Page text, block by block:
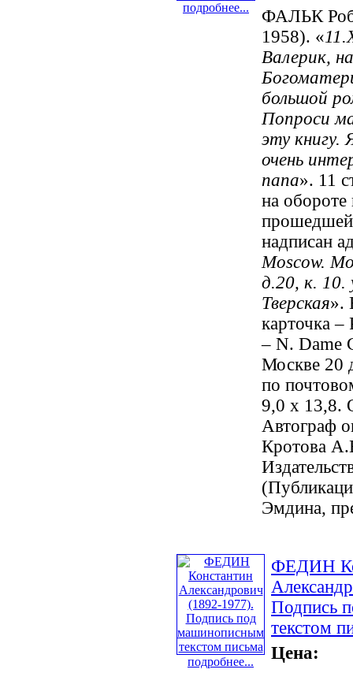
подробнее...
ФАЛЬК
1958). «
Валерик,
большой
Попроси
эту
очень
папа». 11
на
прошедшей
надписан
Moscow.
д.20, к. 10.
Тверская».
карточка
– N. Dame
Москве 20
по
9,0 х 13,8.
Автограф
Кротова
Эмдина,
подробнее...
ФЕДИН
Подпись
текстом
Цена: